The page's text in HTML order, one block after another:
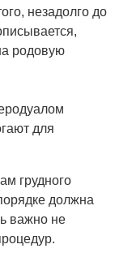
незадолго до
родовую
для
грудного
должна
важно не